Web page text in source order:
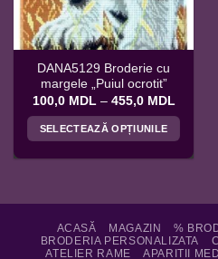
DANA5129 Broderie cu
margele „Puiul ocrotit”
100,0 MDL – 455,0 MDL
prețuri:
100,0
la
SELECTEAZĂ OPȚIUNILE
mai
multe
variații.
ACASĂ MAGAZIN
%
BRODERIA PERSONALIZATA
ATELIER RAME
APARITII